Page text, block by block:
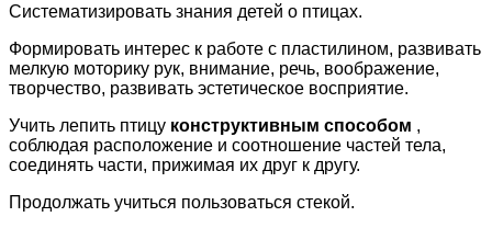
Систематизировать знания детей о птицах.
Формировать интерес к работе с пластилином, развивать
мелкую моторику рук, внимание, речь, воображение,
творчество, развивать эстетическое восприятие.
Учить лепить птицу конструктивным способом ,
соблюдая расположение и соотношение частей тела,
соединять части, прижимая их друг к другу.
Продолжать учиться пользоваться стекой.